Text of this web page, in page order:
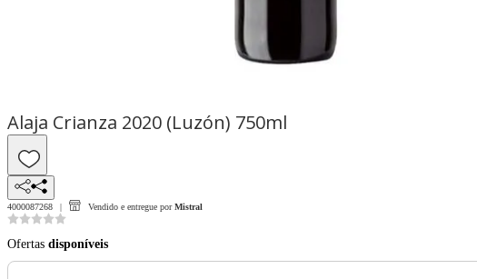
Alaja Crianza 2020 (Luzón) 750ml
4000087268 Vendido e entregue por Mistral
Ofertas disponíveis